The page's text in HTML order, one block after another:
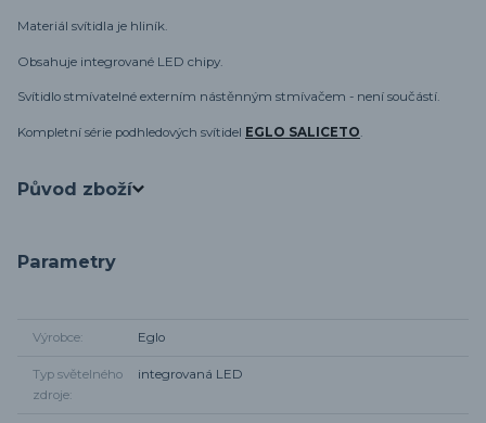
Materiál svítidla je hliník.
Obsahuje integrované LED chipy.
Svítidlo stmívatelné externím nástěnným stmívačem - není součástí.
Kompletní série podhledových svítidel EGLO SALICETO
Původ zboží
Parametry
Výrobce Eglo
Typ světelného
zdroje
integrovaná LED